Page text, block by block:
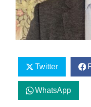
Twitter
WhatsApp